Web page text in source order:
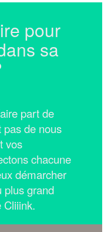
pour
sa
part de
pas de nous
vos
chacune
démarcher
plus grand
Cliiink.